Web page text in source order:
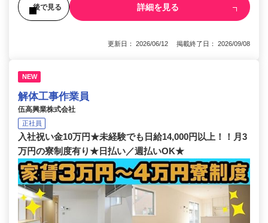
後で見る 詳細を見る
更新日： 2026/06/12 掲載終了日： 2026/09/08
NEW
解体工事作業員
伍高興業株式会社
正社員
入社祝い金10万円★未経験でも日給14,000円以上！！月3
万円の寮制度有り★日払い／週払いOK★